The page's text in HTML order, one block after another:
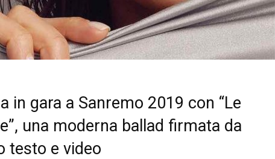
in gara a Sanremo 2019 con “Le
una moderna ballad firmata da
testo e video